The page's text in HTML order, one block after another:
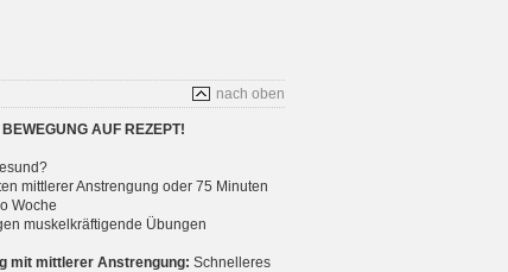
nach oben
AUF REZEPT!
mittlerer Anstrengung oder 75 Minuten
Woche
muskelkräftigende Übungen
mit mittlerer Anstrengung: Schnelleres